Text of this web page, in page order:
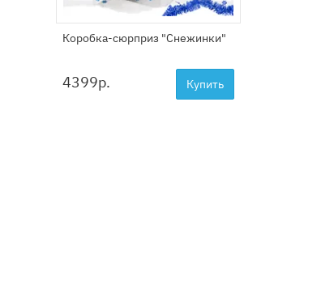
Коробка-сюрприз "Снежинки"
4399р. Купить